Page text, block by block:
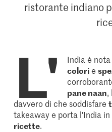
ristorante indiano
L' India è
colorie
pane naan,
davvero di che soddisfare
takeaway e porta l'India
ricette.